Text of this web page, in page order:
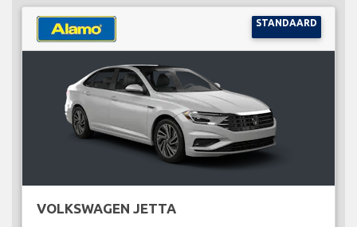
STANDAARD
VOLKSWAGEN JETTA